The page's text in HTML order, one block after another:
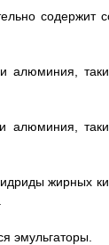
содержит
алюминия,
алюминия,
жирных
эмульгаторы.